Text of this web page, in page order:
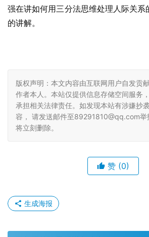
强在讲如何用三分法思维处理人际关系
的讲解。
版权声明：本文内容由互联网用户自发贡
作者本人。本站仅提供信息存储空间服务
承担相关法律责任。如发现本站有涉嫌抄
容， 请发送邮件至89291810@qq.com举
将立刻删除。
赞 (0)
生成海报